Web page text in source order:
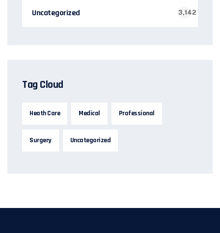
Uncategorized 3,142
Tag Cloud
Heath Care Medical Professional
Surgery Uncategorized